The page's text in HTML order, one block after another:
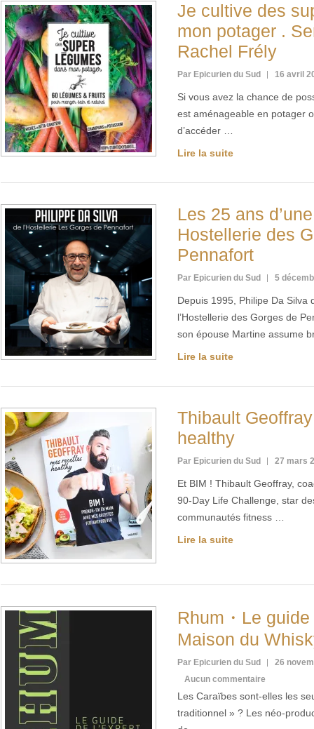
Je cultive des
mon potager .
Rachel Frély
Par Epicurien du Sud 16 avril
Si vous avez la chance de
est aménageable en potager
d’accéder …
Lire la suite
Les 25 ans
Hostellerie des
Pennafort
Par Epicurien du Sud 5
Depuis 1995, Philipe Da Silva
l’Hostellerie des Gorges de
son épouse Martine assume
Lire la suite
Thibault
healthy
Par Epicurien du Sud 27 mars
Et BIM ! Thibault Geoffray,
90-Day Life Challenge, star
communautés fitness …
Lire la suite
Rhum・Le
Maison du
Par Epicurien du Sud
26
Aucun commentaire
Les Caraïbes sont-elles les
traditionnel » ? Les néo-